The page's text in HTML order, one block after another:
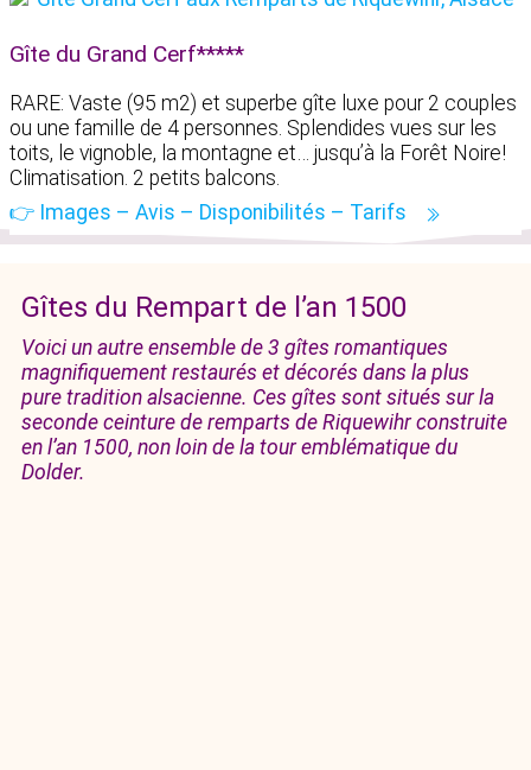
Gîte du Grand Cerf*****
RARE: Vaste (95 m2) et superbe gîte luxe pour 2 couples
ou une famille de 4 personnes. Splendides vues sur les
toits, le vignoble, la montagne et… jusqu’à la Forêt Noire!
Climatisation. 2 petits balcons.
👉 Images – Avis – Disponibilités – Tarifs
Gîtes du Rempart de l’an 1500
Voici un autre ensemble de 3 gîtes romantiques
magnifiquement restaurés et décorés dans la plus
pure tradition alsacienne. Ces gîtes sont situés sur la
seconde ceinture de remparts de Riquewihr construite
en l’an 1500, non loin de la tour emblématique du
Dolder.